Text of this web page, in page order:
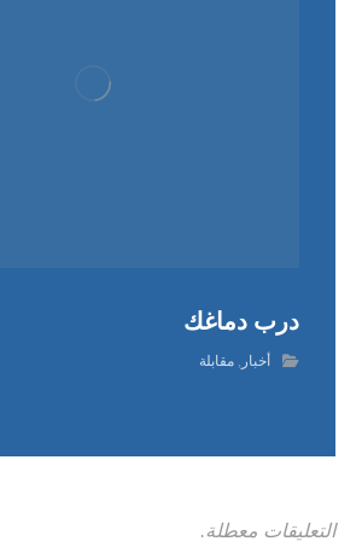
درب دماغك
أخبار ,مقابلة
التعليقات معطلة.